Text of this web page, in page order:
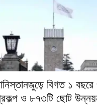
আল-
ফিরদাউস
বিগত ১ বছরে
ও ৮৭৩টি ছোট